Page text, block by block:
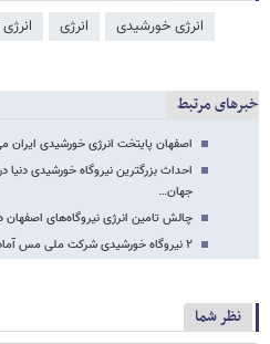
انرژی خورشیدی انرژی
خبرهای مرتبط
اصفهان پایتخت انرژی خورشیدی
احداث بزرگترین نیروگاه خورشیدی
جهان…
چالش تامین انرژی نیروگاه‌های اصفهان
٢ نیروگاه‌ خورشیدی شرکت ملی مس آماده بهره‌برداری شد / کمک به تامین برق صنعت
نظر شما